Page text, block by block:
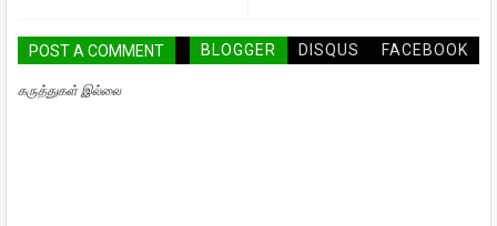
POST A COMMENT BLOGGER DISQUS FACEBOOK
கருத்துகள் இல்லை